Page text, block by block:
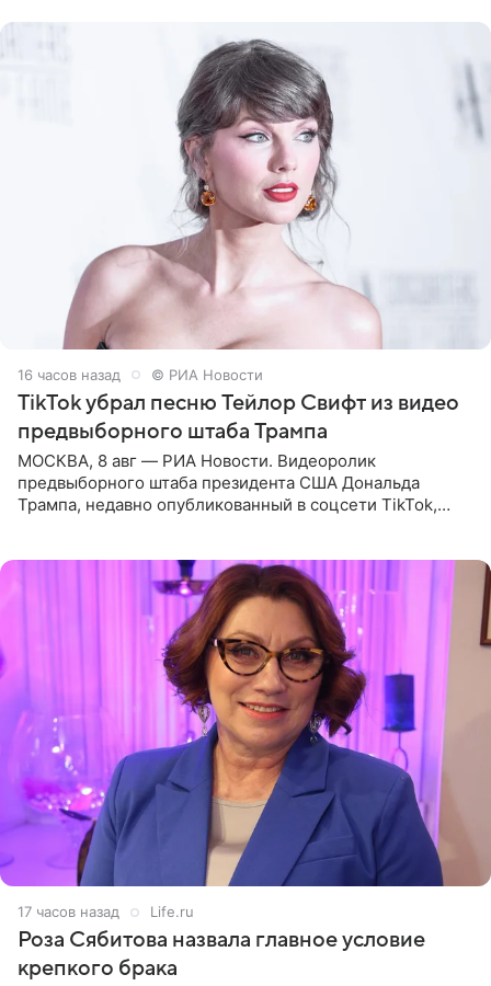
16 часов назад © РИА Новости
TikTok убрал песню Тейлор Свифт из видео
предвыборного штаба Трампа
МОСКВА, 8 авг — РИА Новости. Видеоролик
предвыборного штаба президента США Дональда
Трампа, недавно опубликованный в соцсети TikTok,
17 часов назад Life.ru
Роза Сябитова назвала главное условие
крепкого брака